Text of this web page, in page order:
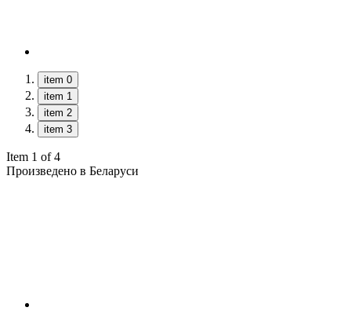
item 0
item 1
item 2
item 3
Item 1 of 4
Произведено в Беларуси